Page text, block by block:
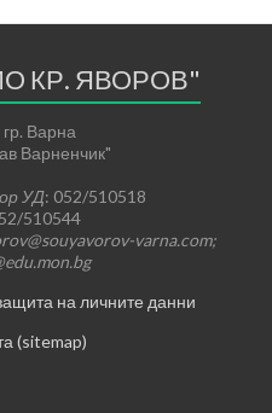
КР. ЯВОРОВ"
Варна
Варненчик"
УД: 052/510518
510544
varna.com;
на личните данни
(sitemap)